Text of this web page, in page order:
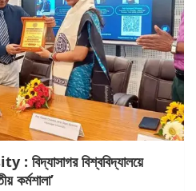
বিশ্ববিদ্যালয়ে
কর্মশালা’